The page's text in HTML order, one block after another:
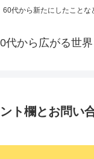
60代から新たにしたことな
代から広がる世界
ト欄とお問い